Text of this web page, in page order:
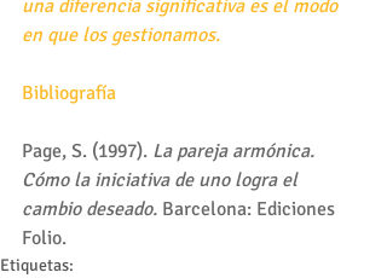
una diferencia significativa es el modo
en que los gestionamos.
Bibliografía
Page, S. (1997). La pareja armónica.
Cómo la iniciativa de uno logra el
cambio deseado. Barcelona: Ediciones
Folio.
Etiquetas: